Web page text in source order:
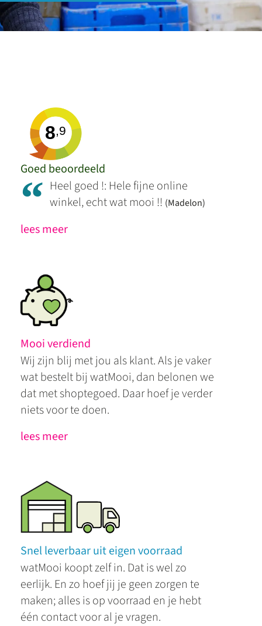
8,9
Goed beoordeeld
“ Heel goed !: Hele fijne online
winkel, echt wat mooi !! (Madelon)
lees meer
Mooi verdiend
Wij zijn blij met jou als klant. Als je vaker
wat bestelt bij watMooi, dan belonen we
dat met shoptegoed. Daar hoef je verder
niets voor te doen.
lees meer
Snel leverbaar uit eigen voorraad
watMooi koopt zelf in. Dat is wel zo
eerlijk. En zo hoef jij je geen zorgen te
maken; alles is op voorraad en je hebt
één contact voor al je vragen.